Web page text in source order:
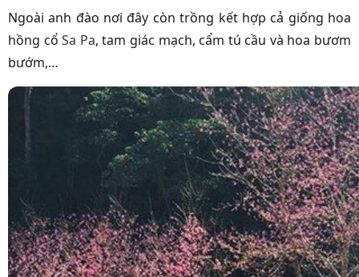
Ngoài anh đào nơi đây còn trồng kết hợp cả giống hoa
hồng cổ Sa Pa, tam giác mạch, cẩm tú cầu và hoa bươm
bướm,…